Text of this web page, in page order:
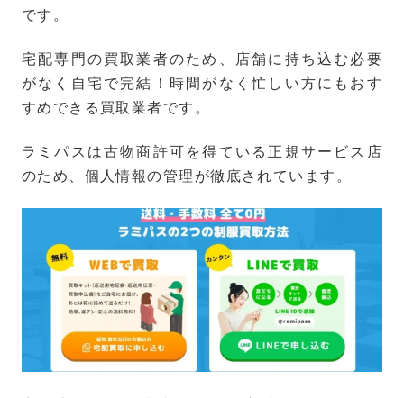
です。
宅配専門の買取業者のため、店舗に持ち込む必要
がなく自宅で完結！時間がなく忙しい方にもおす
すめできる買取業者です。
ラミパスは古物商許可を得ている正規サービス店
のため、個人情報の管理が徹底されています。